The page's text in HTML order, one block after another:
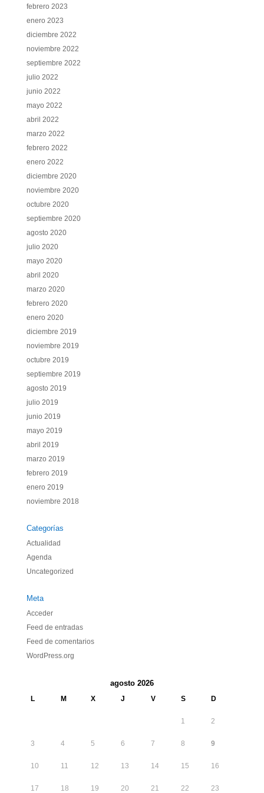
febrero 2023
enero 2023
diciembre 2022
noviembre 2022
septiembre 2022
julio 2022
junio 2022
mayo 2022
abril 2022
marzo 2022
febrero 2022
enero 2022
diciembre 2020
noviembre 2020
octubre 2020
septiembre 2020
agosto 2020
julio 2020
mayo 2020
abril 2020
marzo 2020
febrero 2020
enero 2020
diciembre 2019
noviembre 2019
octubre 2019
septiembre 2019
agosto 2019
julio 2019
junio 2019
mayo 2019
abril 2019
marzo 2019
febrero 2019
enero 2019
noviembre 2018
Categorías
Actualidad
Agenda
Uncategorized
Meta
Acceder
Feed de entradas
Feed de comentarios
WordPress.org
agosto 2026
L M X J V S D
1 2
3 4 5 6 7 8 9
10 11 12 13 14 15 16
17 18 19 20 21 22 23